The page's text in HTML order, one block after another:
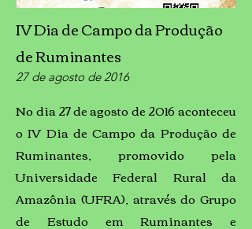
IV Dia de Campo da Produção
de Ruminantes
27 de agosto de 2016
No dia 27 de agosto de 2016 aconteceu
o IV Dia de Campo da Produção de
Ruminantes, promovido pela
Universidade Federal Rural da
Amazônia (UFRA), através do Grupo
de Estudo em Ruminantes e